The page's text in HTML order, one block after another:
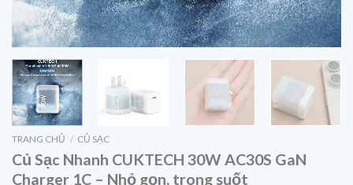
TRANG CHỦ / CỦ SẠC
Củ Sạc Nhanh CUKTECH 30W AC30S GaN
Charger 1C – Nhỏ gọn, trong suốt